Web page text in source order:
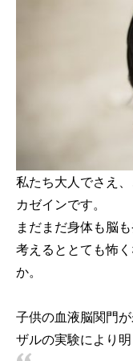
私たち大人でさえ
カゼインです。
まだまだ身体も脳
考えるととても怖
か。
子供の血液脳関門
ザルの実験により